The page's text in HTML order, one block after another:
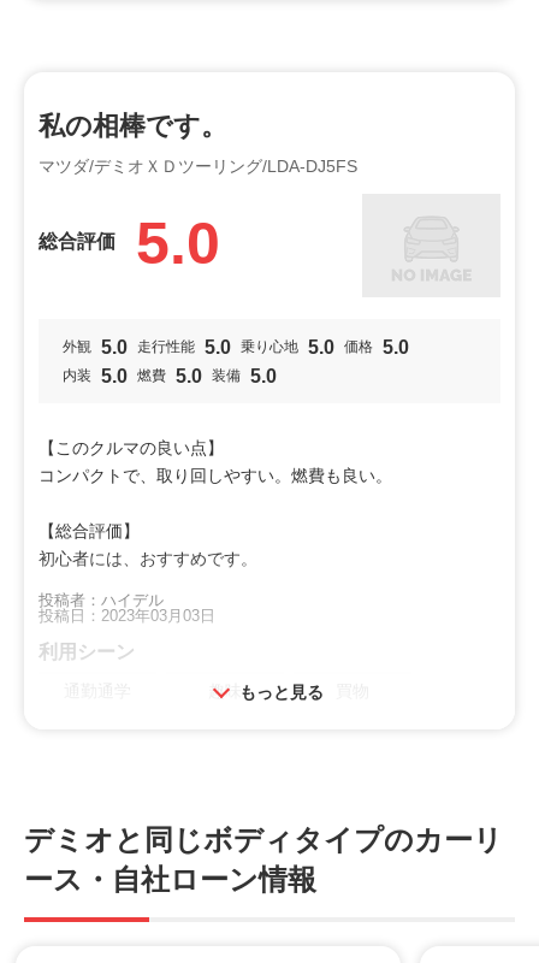
投稿日：2023年07月15日
レジャー 買物
私の相棒です。
マツダ/デミオＸＤツーリング/LDA-DJ5FS
総合評価 5.0
外観 5.0 走行性能 5.0 乗り心地 5.0 価格 5.0
内装 5.0 燃費 5.0 装備 5.0
【このクルマの良い点】
コンパクトで、取り回しやすい。燃費も良い。
【総合評価】
初心者には、おすすめです。
投稿者：ハイデル
投稿日：2023年03月03日
利用シーン
趣味
特徴
カッコいい 小回り
もっと見る
デミオと同じボディタイプのカーリ
ース・自社ローン情報